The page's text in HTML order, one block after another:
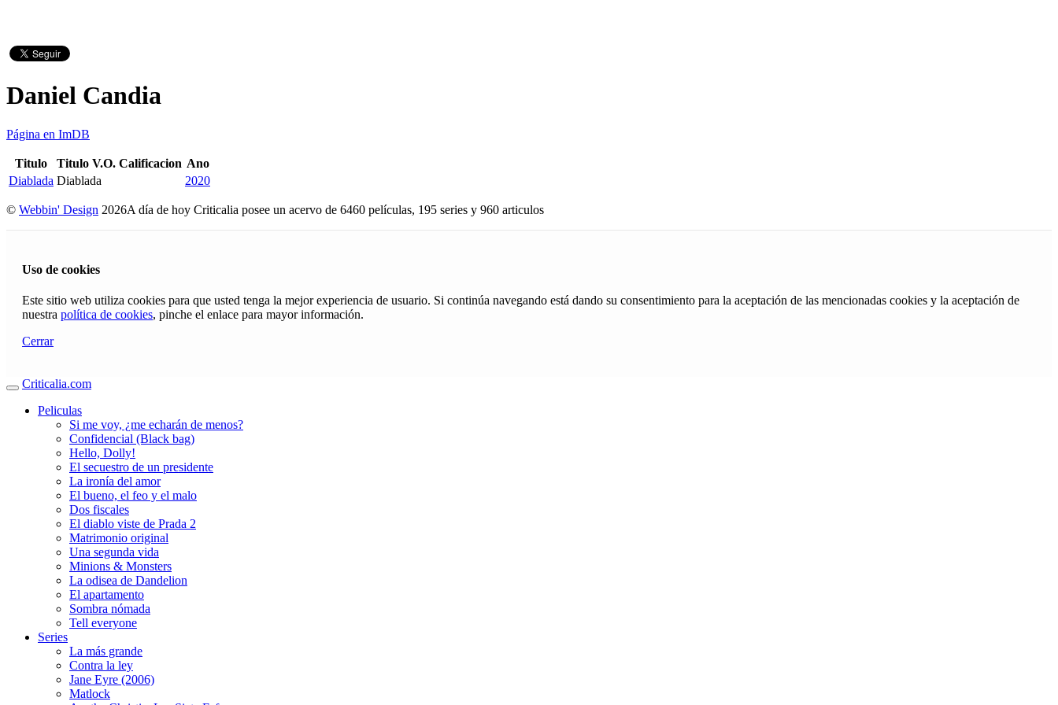
Daniel Candia
Página en ImDB
Titulo Titulo V.O. Calificacion Ano
Diablada Diablada 2020
© Webbin' Design 2026A día de hoy Criticalia posee un acervo de 6460 películas, 195 series y 960 articulos
Uso de cookies
Este sitio web utiliza cookies para que usted tenga la mejor experiencia de usuario. Si continúa navegando está dando su consentimiento para la aceptación de las mencionadas cookies y la aceptación de
nuestra política de cookies, pinche el enlace para mayor información.
Cerrar
Criticalia.com
Peliculas
Si me voy, ¿me echarán de menos?
Confidencial (Black bag)
Hello, Dolly!
El secuestro de un presidente
La ironía del amor
El bueno, el feo y el malo
Dos fiscales
El diablo viste de Prada 2
Matrimonio original
Una segunda vida
Minions & Monsters
La odisea de Dandelion
El apartamento
Sombra nómada
Tell everyone
Series
La más grande
Contra la ley
Jane Eyre (2006)
Matlock